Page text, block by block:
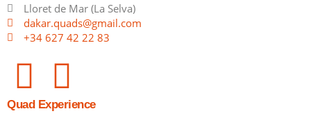
Lloret de Mar (La Selva)
dakar.quads@gmail.com
+34 627 42 22 83
Quad Experience